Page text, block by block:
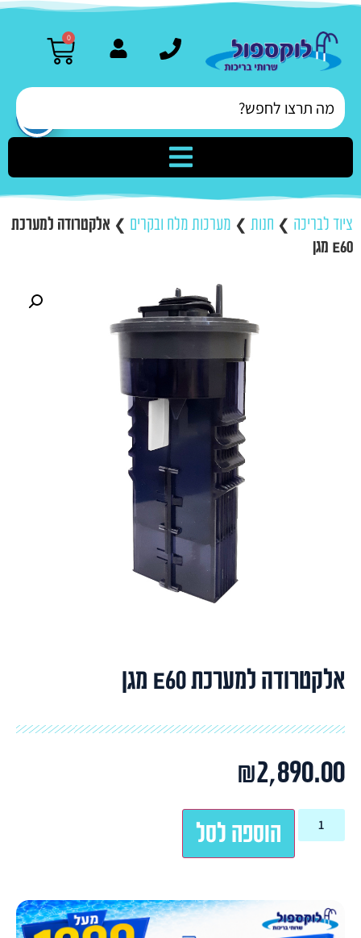
0
ציוד לבריכה ❯ חנות ❯ מערכות מלח ובקרים ❯ אלקטרודה למערכת
E60 מגן
אלקטרודה למערכת E60 מגן
₪2,890.00
הוספה לסל